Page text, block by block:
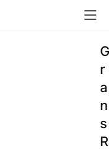
G
r
a
n
s
R